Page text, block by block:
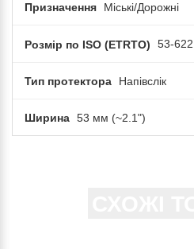
Призначення Міські/Дорожні
Розмір по ISO (ETRTO) 53-622
Тип протектора Напівслік
Ширина 53 мм (~2.1")